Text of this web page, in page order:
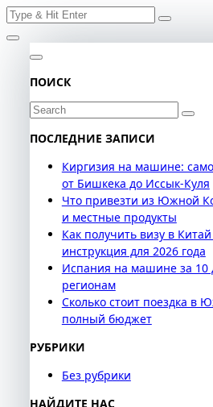
Skip
to
content
Search
ПОИСК
Search
ПОСЛЕДНИЕ ЗАПИСИ
Киргизия на машине:
от Бишкека до Иссык-Куля
Что привезти из Южной
и местные продукты
Как получить визу в
инструкция для 2026 года
Испания на машине за
регионам
Сколько стоит поездка
полный бюджет
РУБРИКИ
Без рубрики
НАЙДИТЕ НАС